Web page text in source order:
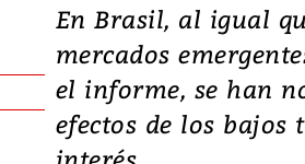
En Brasil, al igual
mercados
el informe, se han
efectos de los bajos
Video,
deja
daños en